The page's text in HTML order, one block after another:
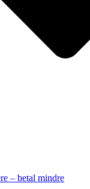
– betal mindre